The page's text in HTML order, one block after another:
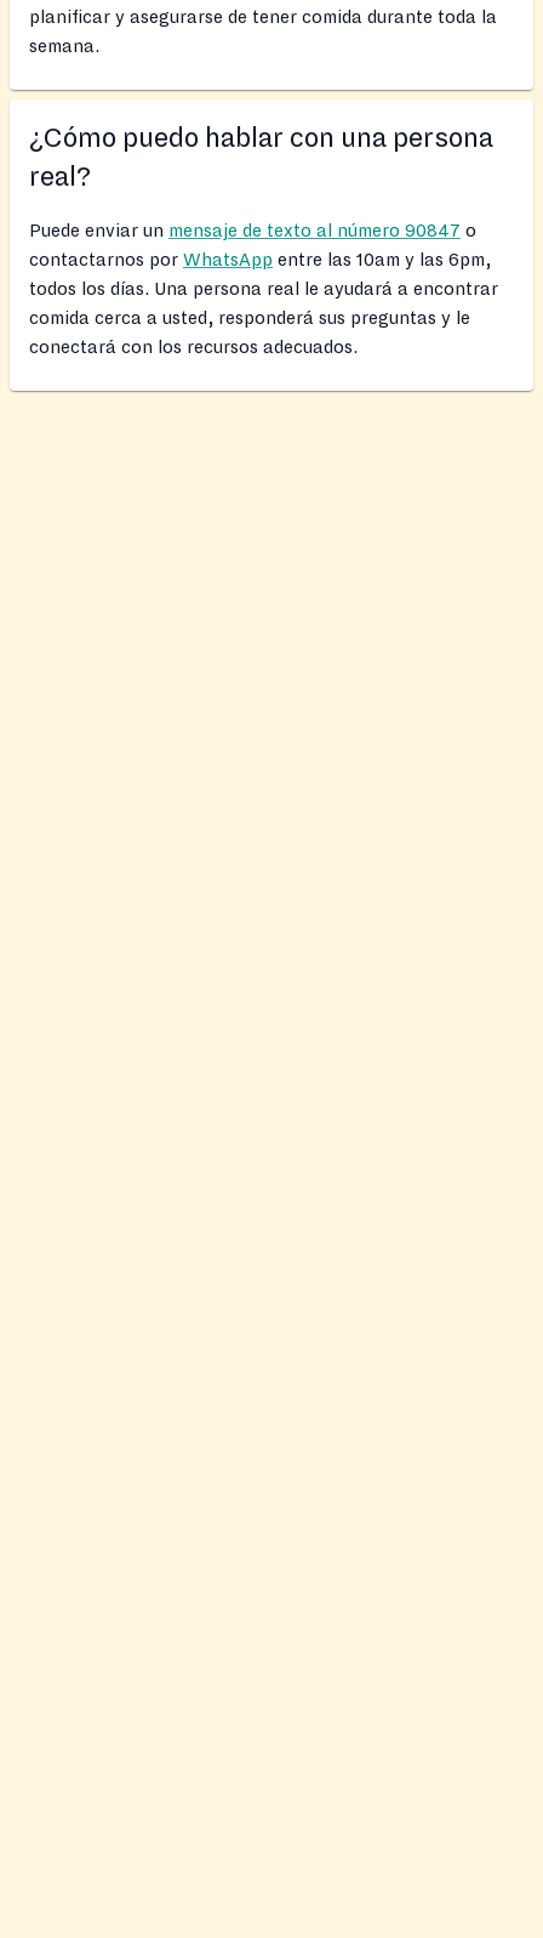
planificar y asegurarse de tener comida durante toda la
semana.
¿Cómo puedo hablar con una persona
real?
Puede enviar un mensaje de texto al número 90847 o
contactarnos por WhatsApp entre las 10am y las 6pm,
todos los días. Una persona real le ayudará a encontrar
comida cerca a usted, responderá sus preguntas y le
conectará con los recursos adecuados.